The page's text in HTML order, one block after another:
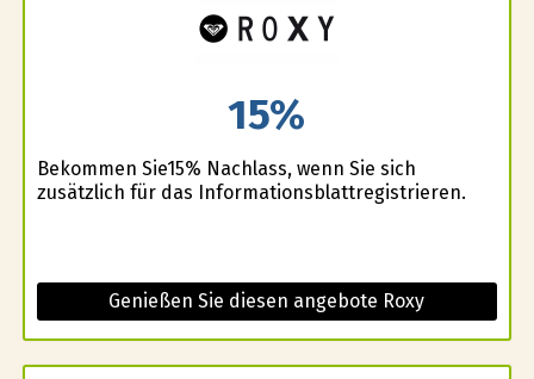
15%
Bekommen Sie15% Nachlass, wenn Sie sich
zusätzlich für das Informationsblattregistrieren.
Genießen Sie diesen angebote Roxy